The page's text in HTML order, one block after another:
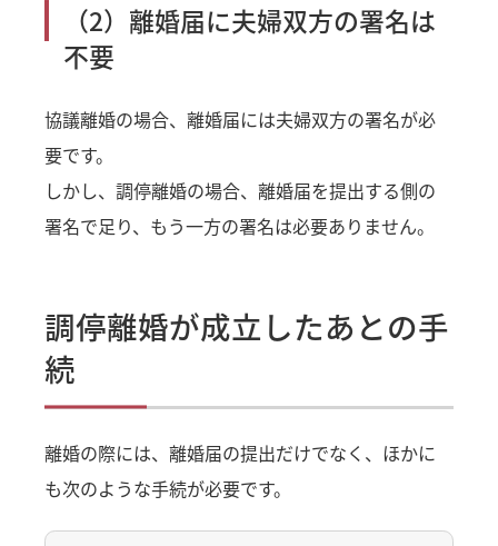
（2）離婚届に夫婦双方の署名は
不要
協議離婚の場合、離婚届には夫婦双方の署名が必
要です。
しかし、調停離婚の場合、離婚届を提出する側の
署名で足り、もう一方の署名は必要ありません。
調停離婚が成立したあとの手
続
離婚の際には、離婚届の提出だけでなく、ほかに
も次のような手続が必要です。